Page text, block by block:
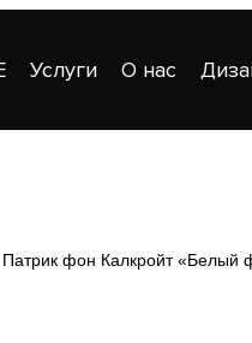
Услуги О нас
Патрик фон Калкройт «Белый